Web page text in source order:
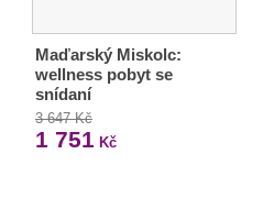
Maďarský Miskolc:
wellness pobyt se
snídaní
3 647 Kč
1 751 Kč